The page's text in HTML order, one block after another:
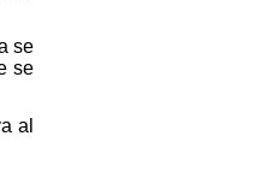
se
se
al